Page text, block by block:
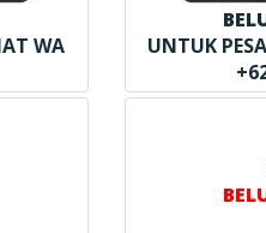
WA
UNTUK